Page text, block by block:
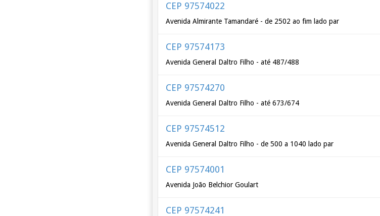
CEP 97574022
Avenida Almirante Tamandaré - de 2502 ao fim lado par
CEP 97574173
Avenida General Daltro Filho - até 487/488
CEP 97574270
Avenida General Daltro Filho - até 673/674
CEP 97574512
Avenida General Daltro Filho - de 500 a 1040 lado par
CEP 97574001
Avenida João Belchior Goulart
CEP 97574241